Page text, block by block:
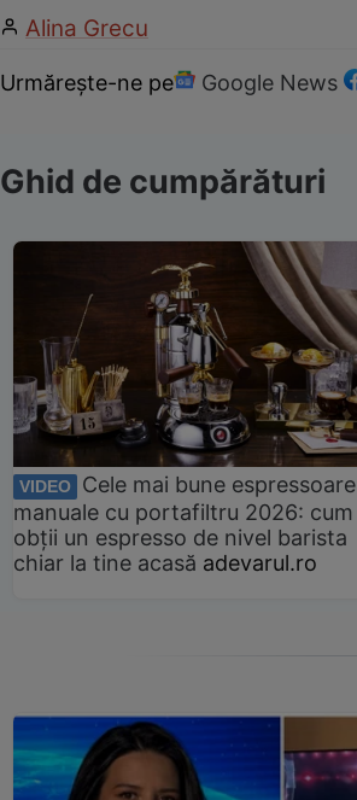
Alina Grecu
Urmărește-ne pe Google News
Ghid de cumpărături
VIDEO
Cele mai bune espressoare
manuale cu portafiltru 2026: cum
obții un espresso de nivel barista
chiar la tine acasă adevarul.ro